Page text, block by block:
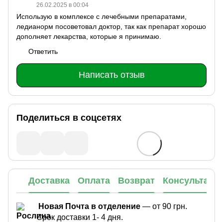
26.02.2025 в 00:04
Использую в комплексе с лечебными препаратами,
ледианорм посоветовал доктор, так как препарат хорошо
дополняет лекарства, которые я принимаю.
Ответить
Написать отзыв
Поделиться в соцсетях
Доставка Оплата Возврат
Новая Почта в отделение — от 90 грн.
Срок доставки 1- 4 дня.